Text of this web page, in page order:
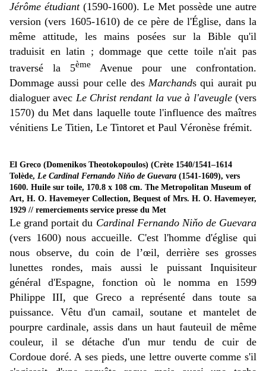
Jérôme étudiant(1590-1600). Le Met possède une autre
version (vers 1605-1610) de ce père de l'Église, dans la
même attitude, les mains posées sur la Bible qu'il
traduisit en latin ; dommage que cette toile n'ait pas
traversé la 5ème
Avenue pour une confrontation.
Dommage aussi pour celle des Marchands qui aurait pu
dialoguer avec Le Christ rendant la vue à l'aveugle(vers
1570) du Met dans laquelle toute l'influence des maîtres
vénitiens Le Titien, Le Tintoret et Paul Véronèse frémit.
El Greco (Domenikos Theotokopoulos) (Crète 1540/1541–1614
Tolède, Le Cardinal Fernando Niňo de Guevara (1541-1609), vers
1600. Huile sur toile, 170.8 x 108 cm. The Metropolitan Museum of
Art, H. O. Havemeyer Collection, Bequest of Mrs. H. O. Havemeyer,
1929 // remerciements service presse du Met
Le grand portait du Cardinal Fernando Niňo de Guevara
(vers 1600) nous accueille. C'est l'homme d'église qui
nous observe, du coin de l’œil, derrière ses grosses
lunettes rondes, mais aussi le puissant Inquisiteur
général d'Espagne, fonction où le nomma en 1599
Philippe III, que Greco a représenté dans toute sa
puissance. Vêtu d'un camail, soutane et mantelet de
pourpre cardinale, assis dans un haut fauteuil de même
couleur, il se détache d'un mur tendu de cuir de
Cordoue doré. A ses pieds, une lettre ouverte comme s'il